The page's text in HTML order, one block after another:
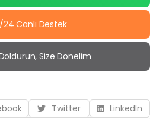
24 Canlı Destek
Size Dönelim
Twitter
LinkedIn